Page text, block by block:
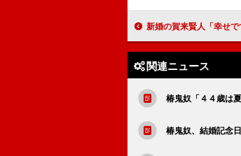
新婚の賀来賢人「幸せですか？」の質問
関連ニュース
椿鬼奴「４４歳は
椿鬼奴、結婚記念